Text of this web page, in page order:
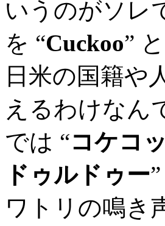
いうのがソレ
を “Cuckoo”
日米の国籍や
えるわけなん
では “コケコ
ドゥルドゥー
ワトリの鳴き